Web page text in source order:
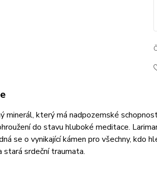
minerál, který má nadpozemské
do stavu hluboké meditace.
se o vynikající kámen pro všechny, kdo
stará srdeční traumata.